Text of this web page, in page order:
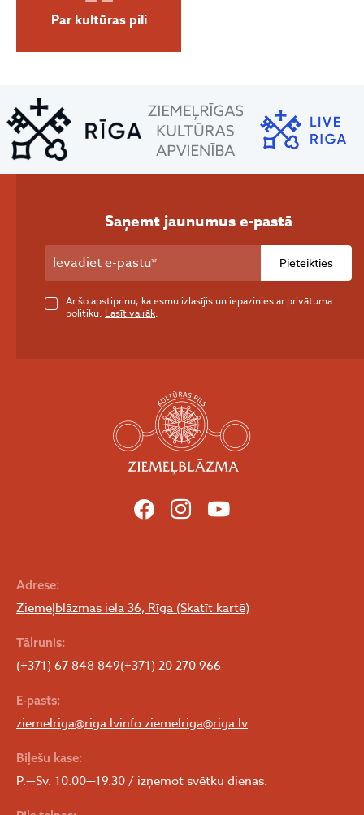
Par kultūras pili
Adrese:
Ziemeļblāzmas iela 36, Rīga (Skatīt kartē)
Tālrunis:
(+371) 67 848 849(+371) 20 270 966
E-pasts:
ziemelriga@riga.lvinfo.ziemelriga@riga.lv
Biļešu kase:
P.—Sv. 10.00—19.30 / izņemot svētku dienas.
Saņemt jaunumus e-pastā
Pieteikties
Ar šo apstiprinu, ka esmu izlasījis un iepazinies ar privātuma
politiku. Lasīt vairāk.